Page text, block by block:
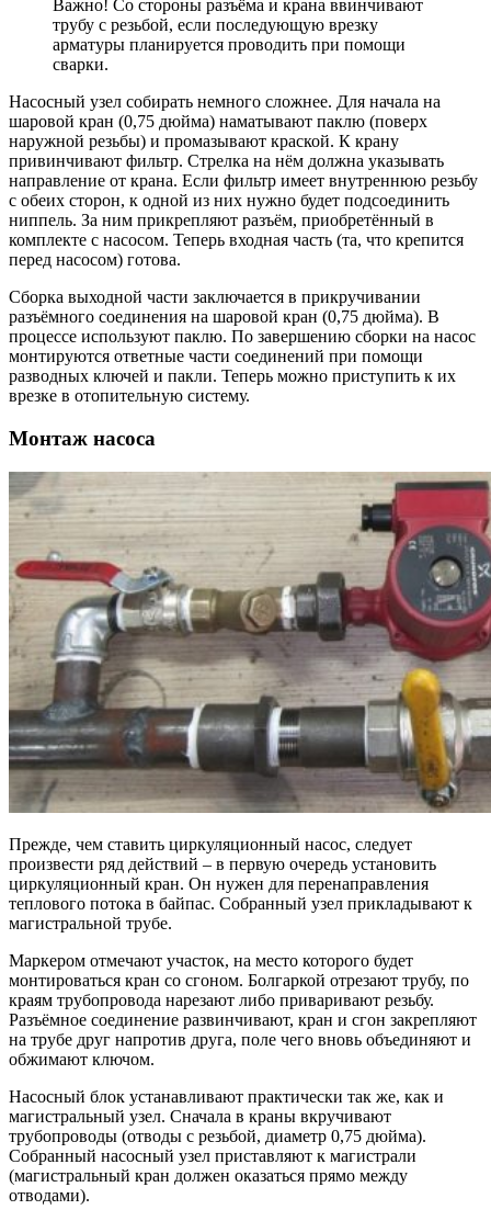
Важно! Со стороны разъёма и крана ввинчивают
трубу с резьбой, если последующую врезку
арматуры планируется проводить при помощи
сварки.
Насосный узел собирать немного сложнее. Для начала на
шаровой кран (0,75 дюйма) наматывают паклю (поверх
наружной резьбы) и промазывают краской. К крану
привинчивают фильтр. Стрелка на нём должна указывать
направление от крана. Если фильтр имеет внутреннюю резьбу
с обеих сторон, к одной из них нужно будет подсоединить
ниппель. За ним прикрепляют разъём, приобретённый в
комплекте с насосом. Теперь входная часть (та, что крепится
перед насосом) готова.
Сборка выходной части заключается в прикручивании
разъёмного соединения на шаровой кран (0,75 дюйма). В
процессе используют паклю. По завершению сборки на насос
монтируются ответные части соединений при помощи
разводных ключей и пакли. Теперь можно приступить к их
врезке в отопительную систему.
Монтаж насоса
Прежде, чем ставить циркуляционный насос, следует
произвести ряд действий – в первую очередь установить
циркуляционный кран. Он нужен для перенаправления
теплового потока в байпас. Собранный узел прикладывают к
магистральной трубе.
Маркером отмечают участок, на место которого будет
монтироваться кран со сгоном. Болгаркой отрезают трубу, по
краям трубопровода нарезают либо приваривают резьбу.
Разъёмное соединение развинчивают, кран и сгон закрепляют
на трубе друг напротив друга, поле чего вновь объединяют и
обжимают ключом.
Насосный блок устанавливают практически так же, как и
магистральный узел. Сначала в краны вкручивают
трубопроводы (отводы с резьбой, диаметр 0,75 дюйма).
Собранный насосный узел приставляют к магистрали
(магистральный кран должен оказаться прямо между
отводами).